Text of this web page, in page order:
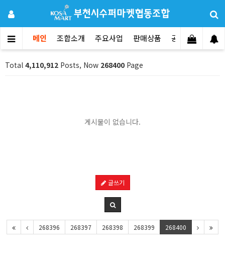
메인 조합소개 주요사업 판매상품 공지사항 문
Total 4,110,912 Posts, Now 268400 Page
게시물이 없습니다.
글쓰기
268396 268397 268398 268399 268400